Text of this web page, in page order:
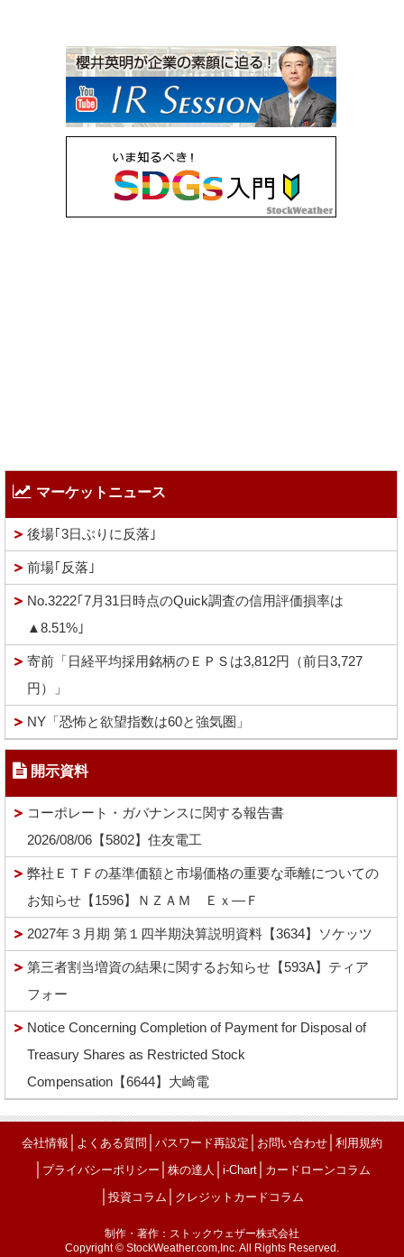
マーケットニュース
後場｢3日ぶりに反落｣
前場｢反落｣
No.3222｢7月31日時点のQuick調査の信用評価損率は
▲8.51%｣
寄前「日経平均採用銘柄のＥＰＳは3,812円（前日3,727
円）」
NY「恐怖と欲望指数は60と強気圏」
開示資料
コーポレート・ガバナンスに関する報告書
2026/08/06【5802】住友電工
弊社ＥＴＦの基準価額と市場価格の重要な乖離についての
お知らせ【1596】ＮＺＡＭ Ｅｘ―Ｆ
2027年３月期 第１四半期決算説明資料【3634】ソケッツ
第三者割当増資の結果に関するお知らせ【593A】ティア
フォー
Notice Concerning Completion of Payment for Disposal of
Treasury Shares as Restricted Stock
Compensation【6644】大崎電
会社情報 よくある質問 パスワード再設定 お問い合わせ 利用規約
プライバシーポリシー 株の達人 i-Chart│ カードローンコラム
投資コラム クレジットカードコラム
制作・著作：ストックウェザー株式会社
Copyright © StockWeather.com,Inc. All Rights Reserved.